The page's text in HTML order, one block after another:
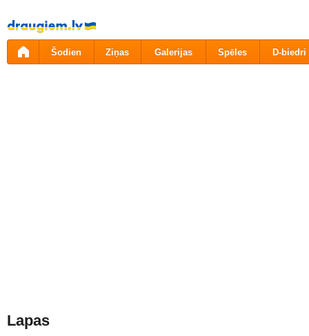
Pāriet
uz
saturu
Šodien Ziņas Galerijas Spēles D-biedri
Lapas